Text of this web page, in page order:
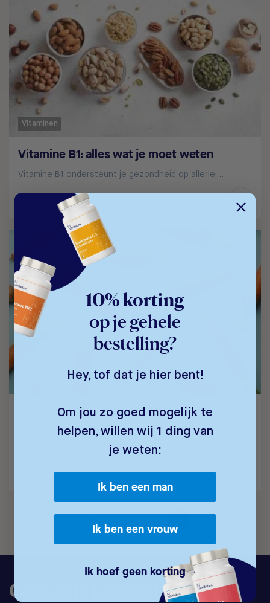
Vitaminen
Vitamine B1: alles wat je moet weten
Vitamine B1 ondersteunt je gezondheid op allerlei…
Bètacaroteen: info, advies en 1
waarschuwing
Bètacaroteen is een essentiële provitamine die allerlei…
Gezonde levensstijl
10% korting
op je gehele
bestelling?
Hey, tof dat je hier bent!
Om jou zo goed mogelijk te
helpen, willen wij 1 ding van
je weten:
Ik ben een man
Ik ben een vrouw
Ik hoef geen korting